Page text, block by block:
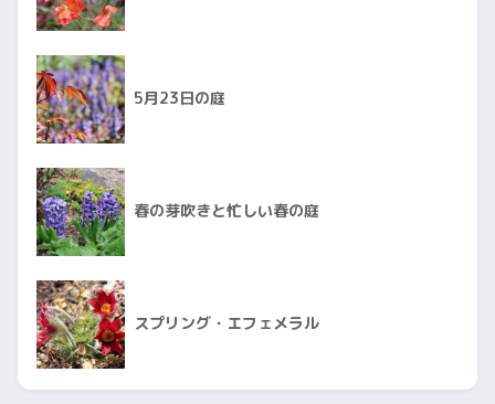
5月23日の庭
春の芽吹きと忙しい春の庭
スプリング・エフェメラル